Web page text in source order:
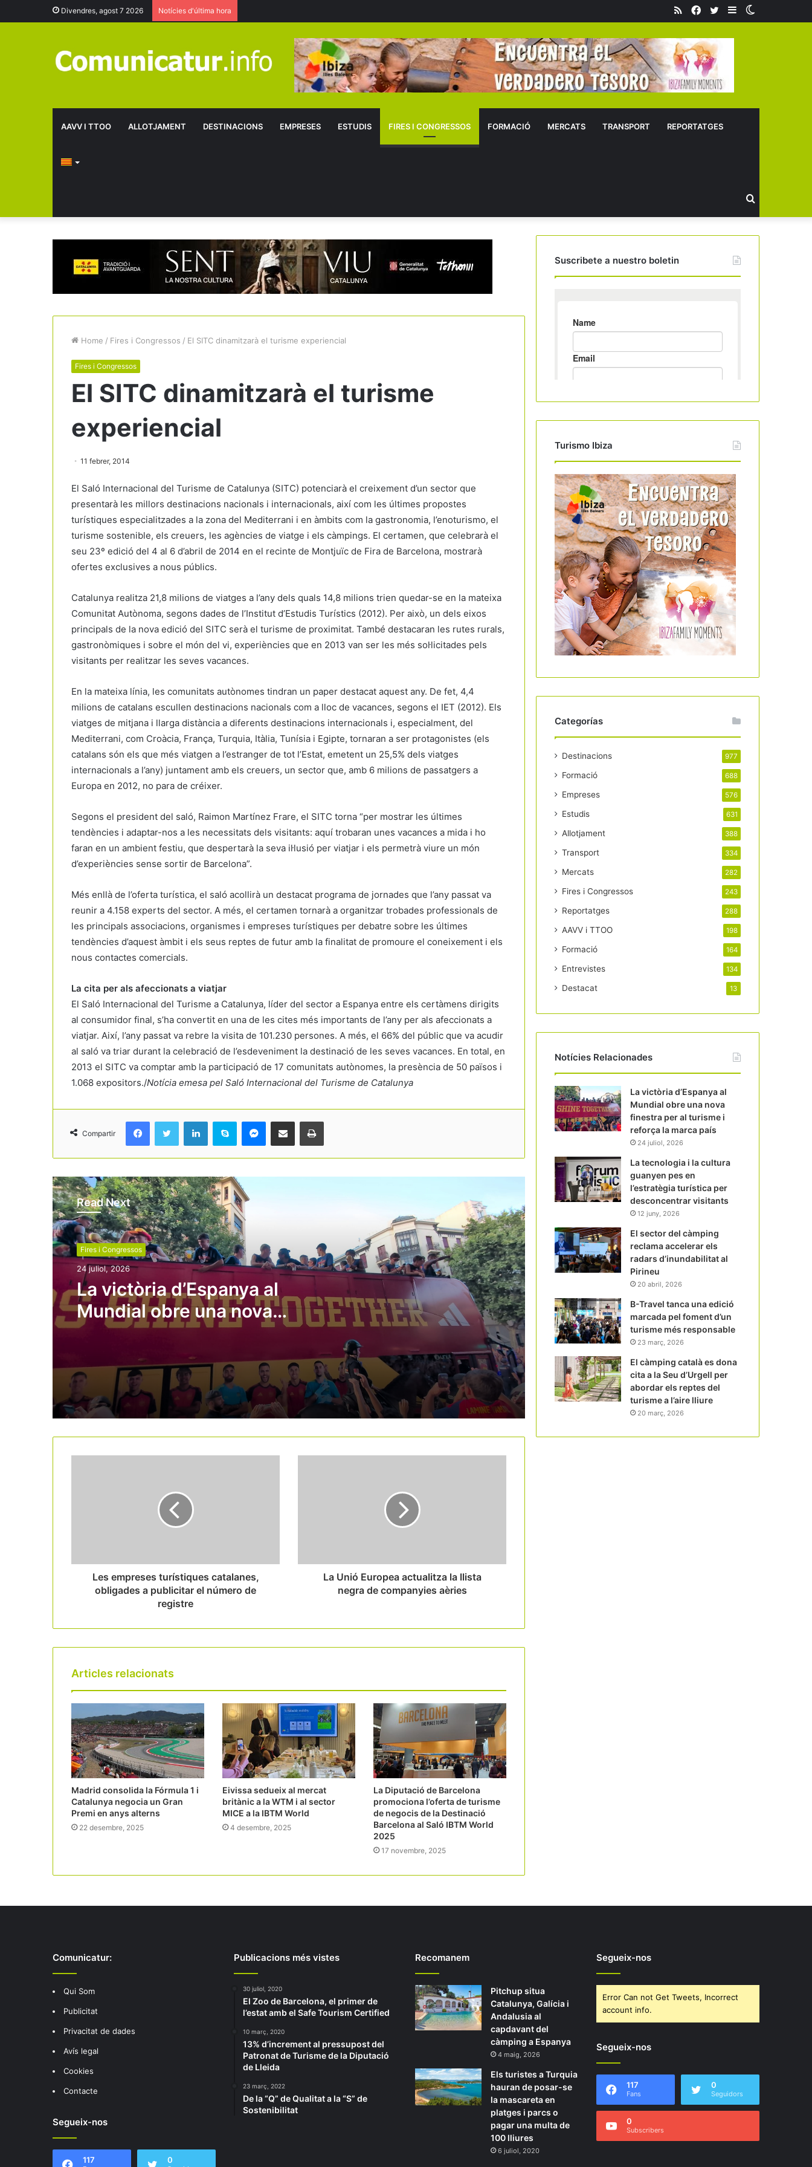
Divendres, agost 7 2026 Notícies d'última hora Sidebar
Twitter
Facebook
RSS
AAVV I TTOO ALLOTJAMENT DESTINACIONS EMPRESES ESTUDIS FIRES I CONGRESSOS FORMACIÓ MERCATS TRANSPORT REPORTATGES
Buscar
Home / Fires i Congressos / El SITC dinamitzarà el turisme experiencial
Fires i Congressos
El SITC dinamitzarà el turisme
experiencial
11 febrer, 2014
El Saló Internacional del Turisme de Catalunya (SITC) potenciarà el creixement d’un sector que
presentarà les millors destinacions nacionals i internacionals, així com les últimes propostes
turístiques especialitzades a la zona del Mediterrani i en àmbits com la gastronomia, l’enoturismo, el
turisme sostenible, els creuers, les agències de viatge i els càmpings. El certamen, que celebrarà el
seu 23º edició del 4 al 6 d’abril de 2014 en el recinte de Montjuïc de Fira de Barcelona, mostrarà
ofertes exclusives a nous públics.
Catalunya realitza 21,8 milions de viatges a l’any dels quals 14,8 milions trien quedar-se en la mateixa
Comunitat Autònoma, segons dades de l’Institut d’Estudis Turístics (2012). Per això, un dels eixos
principals de la nova edició del SITC serà el turisme de proximitat. També destacaran les rutes rurals,
gastronòmiques i sobre el món del vi, experiències que en 2013 van ser les més sol·licitades pels
visitants per realitzar les seves vacances.
En la mateixa línia, les comunitats autònomes tindran un paper destacat aquest any. De fet, 4,4
milions de catalans escullen destinacions nacionals com a lloc de vacances, segons el IET (2012). Els
viatges de mitjana i llarga distància a diferents destinacions internacionals i, especialment, del
Mediterrani, com Croàcia, França, Turquia, Itàlia, Tunísia i Egipte, tornaran a ser protagonistes (els
catalans són els que més viatgen a l’estranger de tot l’Estat, emetent un 25,5% dels viatges
internacionals a l’any) juntament amb els creuers, un sector que, amb 6 milions de passatgers a
Europa en 2012, no para de créixer.
Segons el president del saló, Raimon Martínez Frare, el SITC torna “per mostrar les últimes
tendències i adaptar-nos a les necessitats dels visitants: aquí trobaran unes vacances a mida i ho
faran en un ambient festiu, que despertarà la seva il·lusió per viatjar i els permetrà viure un món
d’experiències sense sortir de Barcelona”.
Més enllà de l’oferta turística, el saló acollirà un destacat programa de jornades que l’any passat va
reunir a 4.158 experts del sector. A més, el certamen tornarà a organitzar trobades professionals de
les principals associacions, organismes i empreses turístiques per debatre sobre les últimes
tendències d’aquest àmbit i els seus reptes de futur amb la finalitat de promoure el coneixement i els
nous contactes comercials.
La cita per als afeccionats a viatjar
El Saló Internacional del Turisme a Catalunya, líder del sector a Espanya entre els certàmens dirigits
al consumidor final, s’ha convertit en una de les cites més importants de l’any per als afeccionats a
viatjar. Així, l’any passat va rebre la visita de 101.230 persones. A més, el 66% del públic que va acudir
al saló va triar durant la celebració de l’esdeveniment la destinació de les seves vacances. En total, en
2013 el SITC va comptar amb la participació de 17 comunitats autònomes, la presència de 50 països i
1.068 expositors./Notícia emesa pel Saló Internacional del Turisme de Catalunya
Compartir
Read Next
Fires i Congressos
24 juliol, 2026
La victòria d’Espanya al
Mundial obre una nova
finestra per al turisme i
reforça la marca país
La victòria d’Espanya al Mundial obre
una nova finestra per al turisme i
reforça la marca país
en l’estratègia turística per
Pirineu
B-Travel tanca una edició marcada pel
foment d’un turisme més responsable
El càmping català es dona cita a la
Seu d’Urgell per abordar els reptes del
turisme a l’aire lliure
B-Travel reunirà més de 100
expositors i posarà el focus en el
El mercat alemany aporta 1.643 M€ a
Catalunya i reforça el turisme fora
d’estiu
El MWC evidencia el pes del turisme
pròxima edició
FITUR impulsa l’activitat turística i
Les empreses turístiques catalanes,
obligades a publicitar el número de
registre
La Unió Europea actualitza la llista
negra de companyies aèries
Articles relacionats
Madrid consolida la Fórmula 1 i
Catalunya negocia un Gran
Premi en anys alterns
22 desembre, 2025
Eivissa sedueix al mercat
britànic a la WTM i al sector
MICE a la IBTM World
4 desembre, 2025
La Diputació de Barcelona
promociona l’oferta de turisme
de negocis de la Destinació
Barcelona al Saló IBTM World
2025
17 novembre, 2025
Suscribete a nuestro boletin
Turismo Ibiza
Categorías
Destinacions 977
Formació 688
Empreses 576
Estudis 631
Allotjament 388
Transport 334
Mercats 282
Fires i Congressos 243
Reportatges 288
AAVV i TTOO 198
Formació 164
Entrevistes 134
Destacat 13
Notícies Relacionades
La victòria d’Espanya al
Mundial obre una nova
finestra per al turisme i
reforça la marca país
24 juliol, 2026
La tecnologia i la cultura
guanyen pes en
l’estratègia turística per
desconcentrar visitants
12 juny, 2026
El sector del càmping
reclama accelerar els
radars d’inundabilitat al
Pirineu
20 abril, 2026
B-Travel tanca una edició
marcada pel foment d’un
turisme més responsable
23 març, 2026
El càmping català es dona
cita a la Seu d’Urgell per
abordar els reptes del
turisme a l’aire lliure
20 març, 2026
Comunicatur:
Qui Som
Publicitat
Privacitat de dades
Avís legal
Cookies
Contacte
Segueix-nos
117 0
Publicacions més vistes
30 juliol, 2020
El Zoo de Barcelona, el primer de
l’estat amb el Safe Tourism Certified
10 març, 2020
13% d’increment al pressupost del
Patronat de Turisme de la Diputació
de Lleida
23 març, 2022
De la “Q” de Qualitat a la “S” de
Sostenibilitat
Recomanem
Pitchup situa
Catalunya, Galícia i
Andalusia al
capdavant del
càmping a Espanya
4 maig, 2026
Els turistes a Turquia
hauran de posar-se
la mascareta en
platges i parcs o
pagar una multa de
100 lliures
6 juliol, 2020
Segueix-nos
Error Can not Get Tweets, Incorrect
account info.
Segueix-nos
117
Fans
0
Seguidors
0
Subscribers